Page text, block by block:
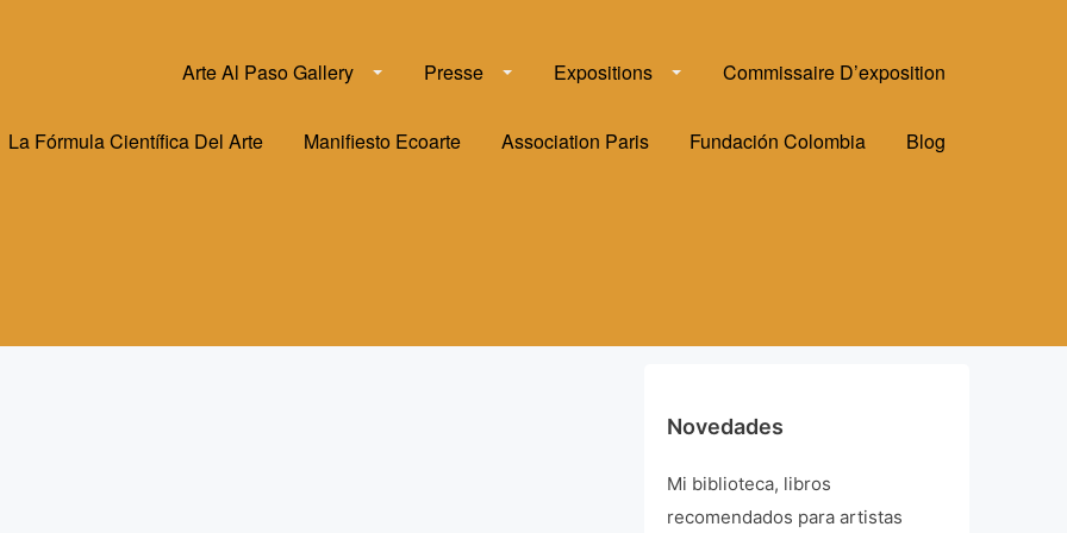
Arte Al Paso Gallery Presse Expositions Commissaire D’exposition
La Fórmula Científica Del Arte Manifiesto Ecoarte Association Paris Fundación Colombia Blog
Novedades
Mi biblioteca, libros
recomendados para artistas